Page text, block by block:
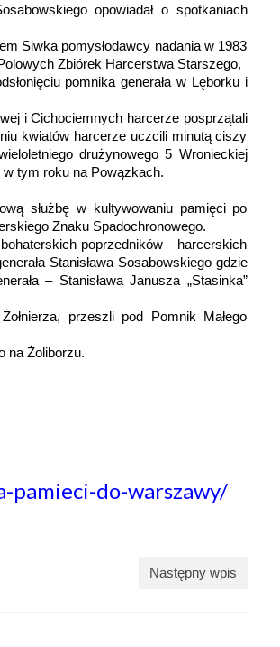
opowiadał o spotkaniach
Siwka pomysłodawcy nadania w 1983
Zbiórek Harcerstwa Starszego,
pomnika generała w Lęborku i
i Cichociemnych harcerze posprzątali
kwiatów harcerze uczcili minutą ciszy
drużynowego 5 Wronieckiej
tym roku na Powązkach.
służbę w kultywowaniu pamięci po
Znaku Spadochronowego.
poprzedników – harcerskich
Stanisława Sosabowskiego gdzie
– Stanisława Janusza „Stasinka”
przeszli pod Pomnik Małego
na Żoliborzu.
pamieci-do-warszawy/
Następny wpis